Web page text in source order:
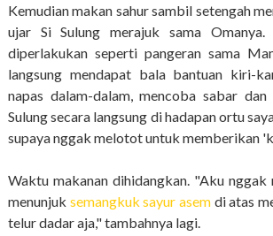
Kemudian makan sahur sambil setengah
ujar Si Sulung merajuk sama Omanya.
diperlakukan seperti pangeran sama
langsung mendapat bala bantuan kiri-
napas dalam-dalam, mencoba sabar
Sulung secara langsung di hadapan ortu
supaya nggak melotot untuk memberikan
Waktu makanan dihidangkan. "Aku nggak
menunjuk semangkuk sayur asem di atas
telur dadar aja," tambahnya lagi.